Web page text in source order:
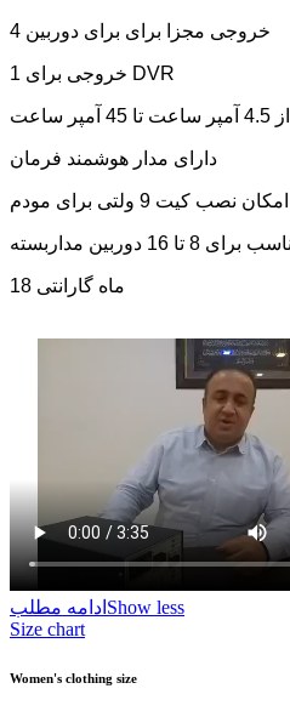
4 خروجی مجزا برای برای دوربین
1 خروجی برای DVR
دارای مدار هوشمند فرمان
امکان نصب کیت 9 ولتی برای مودم
برای 8 تا 16 دوربین مداربسته
18 ماه گارانتی
ادامه مطلب Show less
Size chart
Women's clothing size